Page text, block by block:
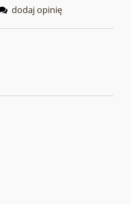
dodaj opinię